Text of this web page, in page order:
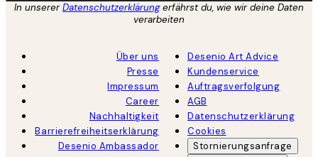
In unsererDatenschutzerklärungerfährst du, wie wir deine Daten
verarbeiten
Über uns
Presse
Impressum
Career
Nachhaltigkeit
Barrierefreiheitserklärung
Desenio Ambassador
Desenio Art Advice
Kundenservice
Auftragsverfolgung
AGB
Datenschutzerklärung
Cookies
Stornierungsanfrage